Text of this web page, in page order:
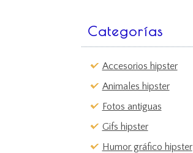
Categorías
Accesorios hipster
Animales hipster
Fotos antiguas
Gifs hipster
Humor gráfico hipster